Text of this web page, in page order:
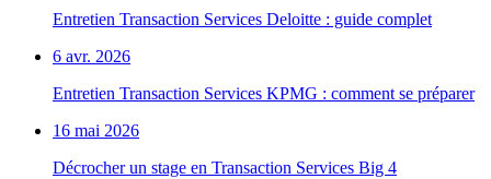
Entretien Transaction Services Deloitte : guide complet
6 avr. 2026
Entretien Transaction Services KPMG : comment se préparer
16 mai 2026
Décrocher un stage en Transaction Services Big 4